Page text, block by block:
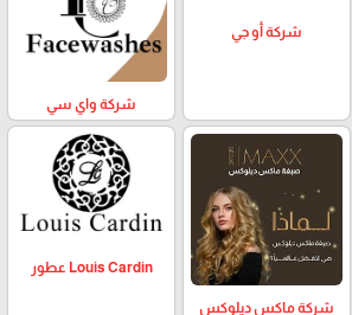
شركة أو جي
شركة واي سي
شركة ماكس ديلوكس
Louis Cardin عطور